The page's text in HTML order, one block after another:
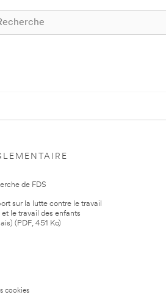
de FDS
sur la lutte contre le travail
le travail des enfants
(PDF, 451 Ko)
cookies